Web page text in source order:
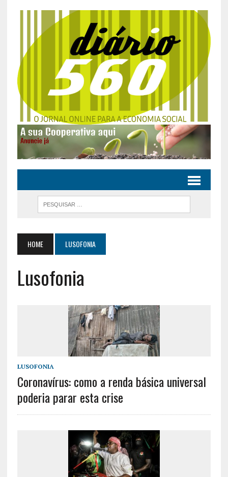
HOME LUSOFONIA
Lusofonia
LUSOFONIA
Coronavírus: como a renda básica universal
poderia parar esta crise